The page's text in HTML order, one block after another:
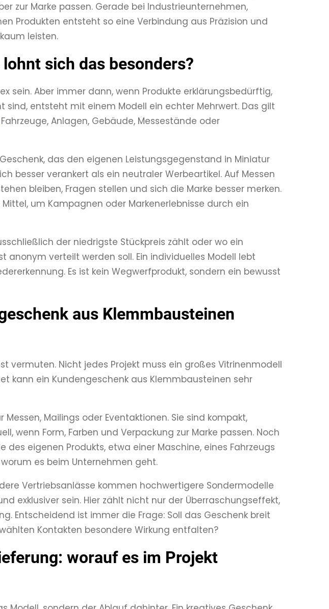
zur Marke passen. Gerade bei Industrieunternehmen,
Produkten entsteht so eine Verbindung aus Präzision und
leisten.
sich das besonders?
sein. Aber immer dann, wenn Produkte erklärungsbedürftig,
entsteht mit einem Modell ein echter Mehrwert. Das gilt
Fahrzeuge, Anlagen, Gebäude, Messestände oder
das den eigenen Leistungsgegenstand in Miniatur
besser verankert als ein neutraler Werbeartikel. Auf Messen
bleiben, Fragen stellen und sich die Marke besser merken.
um Kampagnen oder Markenerlebnisse durch ein
der niedrigste Stückpreis zählt oder wo ein
anonym verteilt werden soll. Ein individuelles Modell lebt
Es ist kein Wegwerfprodukt, sondern ein bewusst
aus Klemmbausteinen
vermuten. Nicht jedes Projekt muss ein großes Vitrinenmodell
kann ein Kundengeschenk aus Klemmbausteinen sehr
Mailings oder Eventaktionen. Sie sind kompakt,
wenn Form, Farben und Verpackung zur Marke passen. Noch
des eigenen Produkts, etwa einer Maschine, eines Fahrzeugs
es beim Unternehmen geht.
Vertriebsanlässe kommen hochwertigere Sondermodelle
exklusiver sein. Hier zählt nicht nur der Überraschungseffekt,
Entscheidend ist immer die Frage: Soll das Geschenk breit
Kontakten besondere Wirkung entfalten?
worauf es im Projekt